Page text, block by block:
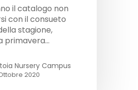
il catalogo non
con il consueto
stagione,
primavera…
Nursery Campus
2020